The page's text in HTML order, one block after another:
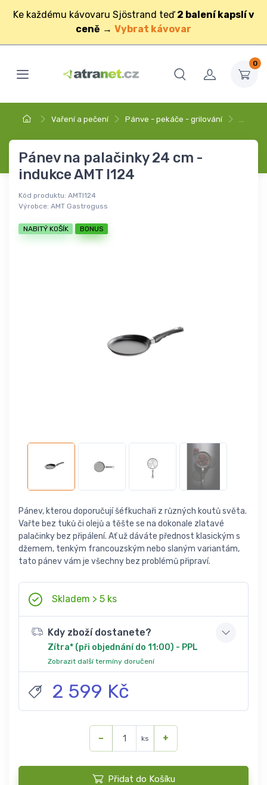
Ke každému kávovaru Sjöstrand teď 2 balení kapslí v
ceně → Vybrat kávovar
0
Vaření a pečení Pánve - pekáče - grilování
Pánev na palačinky 24 cm -
indukce AMT I124
Kód produktu: AMTI124
Výrobce: AMT Gastroguss
NABITÝ KOŠÍK BONUS
Pánev, kterou doporučují šéfkuchaři z různých koutů světa.
Vařte bez tuků či olejů a těšte se na dokonale zlatavé
palačinky bez připálení. Ať už dáváte přednost klasickým s
džemem, tenkým francouzským nebo slaným variantám,
tato pánev vám je všechny bez problémů připraví.
Skladem > 5 ks
Kdy zboží dostanete?
Zítra* (při objednání do 11:00) - PPL
Zobrazit další termíny doručení
2 599 Kč
− ks +
Přidat do Košíku